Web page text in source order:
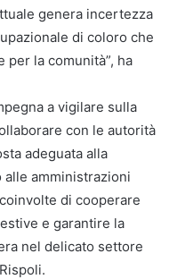
genera incertezza
di coloro che
per la comunità”, ha
a vigilare sulla
con le autorità
adeguata alla
alle amministrazioni
di cooperare
e garantire la
nel delicato settore